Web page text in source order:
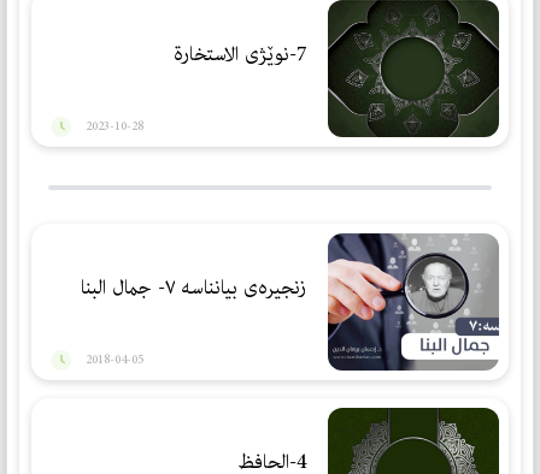
7-نوێژی الاستخارة
2023-10-28
زنجیرەی بیانناسە ٧- جمال البنا
2018-04-05
4-الحافظ